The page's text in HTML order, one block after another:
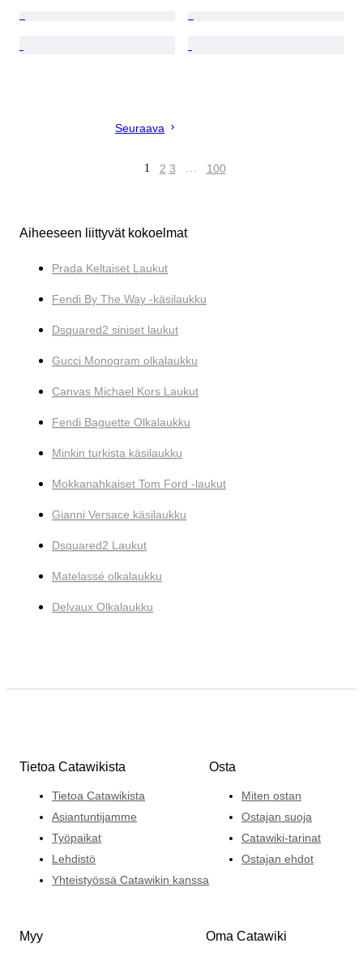
Seuraava
1 2 3 … 100
Aiheeseen liittyvät kokoelmat
Prada Keltaiset Laukut
Fendi By The Way -käsilaukku
Dsquared2 siniset laukut
Gucci Monogram olkalaukku
Canvas Michael Kors Laukut
Fendi Baguette Olkalaukku
Minkin turkista käsilaukku
Mokkanahkaiset Tom Ford -laukut
Gianni Versace käsilaukku
Dsquared2 Laukut
Matelassé olkalaukku
Delvaux Olkalaukku
Tietoa Catawikista
Tietoa Catawikista
Asiantuntijamme
Työpaikat
Lehdistö
Yhteistyössä Catawikin kanssa
Osta
Miten ostan
Ostajan suoja
Catawiki-tarinat
Ostajan ehdot
Myy Oma Catawiki